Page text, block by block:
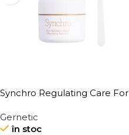
Synchro Regulating Care For
Gernetic
în stoc